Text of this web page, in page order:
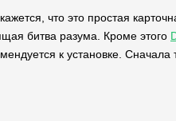
что это простая
битва разума. Кроме этого
к установке.